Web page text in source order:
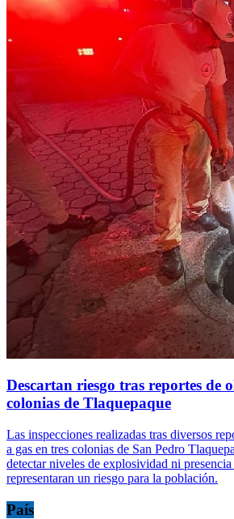
Descartan riesgo tras reportes de
colonias de Tlaquepaque
Las inspecciones realizadas tras diversos
a gas en tres colonias de San Pedro
detectar niveles de explosividad ni
representaran un riesgo para la población.
País